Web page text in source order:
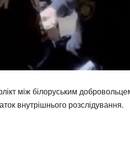
між білоруським
внутрішнього розслідування.